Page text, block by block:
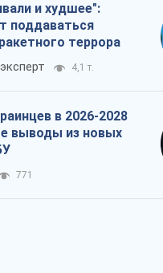
и худшее":
поддаваться
террора
4,1 т.
в 2026-2028
выводы из новых
771